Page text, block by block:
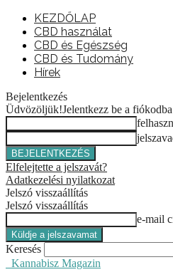
KEZDŐLAP
CBD használat
CBD és Egészség
CBD és Tudomány
Hírek
Bejelentkezés
Üdvözöljük!Jelentkezz be a fiókodba
Elfelejtette a jelszavát?
Adatkezelési nyilatkozat
Jelszó visszaállítás
Jelszó visszaállítás
e-mail
Keresés
Kannabisz Magazin